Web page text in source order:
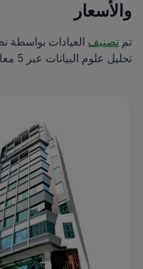
والأسعار
تم تصنيف
تحليل علوم البيانات عبر 5 معايير رئيسية.